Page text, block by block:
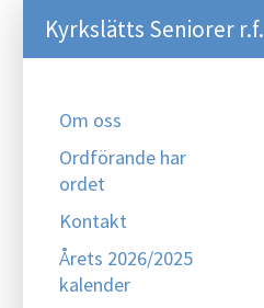
Kyrkslätts Seniorer r.f.
Om oss
Ordförande har
ordet
Kontakt
Årets 2026/2025
kalender